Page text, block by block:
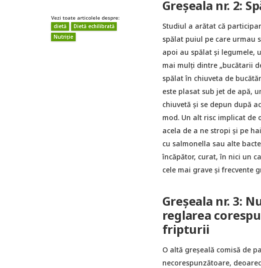
Vezi toate articolele despre:
dietă
Dietă echilibrată
Nutriție
Greșeala nr. 2:
Studiul a arătat că
spălat puiul pe care urmau
apoi au spălat și legumele,
mai mulți dintre „bucătarii
spălat în chiuveta de
este plasat sub jet de apă,
chiuvetă și se depun după
mod. Un alt risc implicat de
acela de a ne stropi și pe
cu salmonella sau alte
încăpător, curat, în nici un
cele mai grave și frecvente
Greșeala nr. 3:
reglarea
fripturii
O altă greşeală comisă de
necorespunzătoare,